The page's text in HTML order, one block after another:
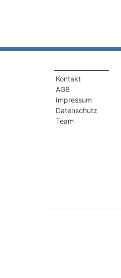
Kontakt
AGB
Impressum
Datenschutz
Team